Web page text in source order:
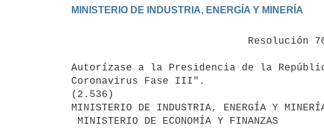
Autorízase a la Presidencia de la
Coronavirus Fase III".
(2.536)
MINISTERIO DE INDUSTRIA, ENERGÍA Y